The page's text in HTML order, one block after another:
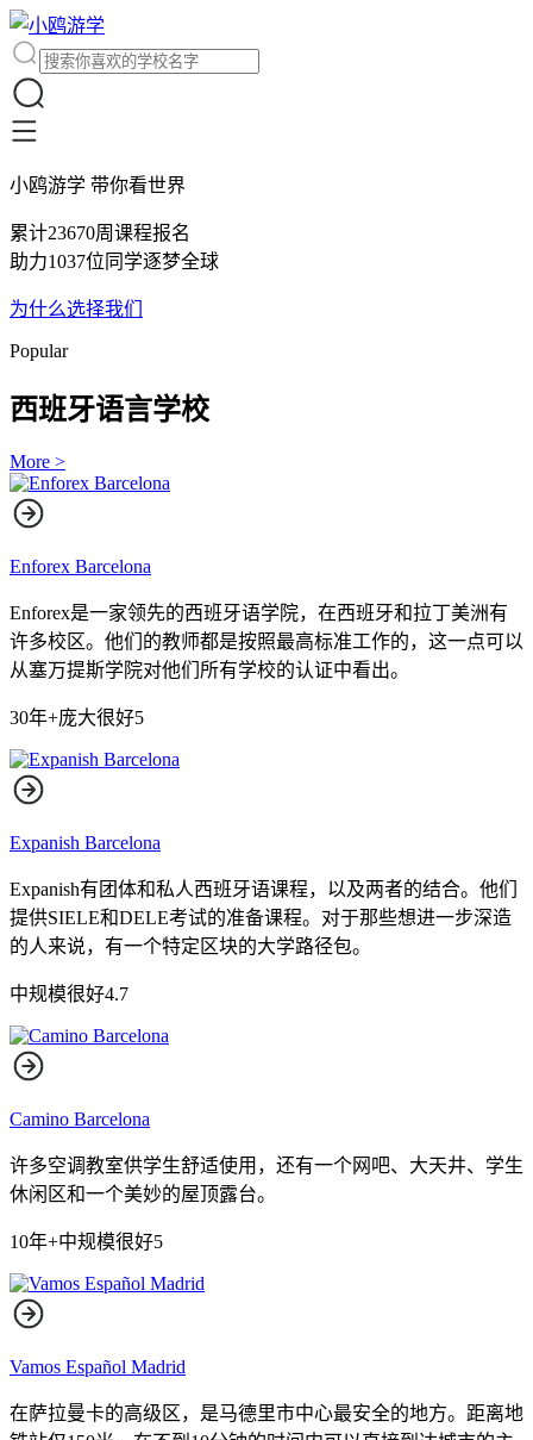
小鸥游学 带你看世界
累计23670周课程报名
助力1037位同学逐梦全球
为什么选择我们
Popular
西班牙语言学校
More >
Enforex Barcelona
Enforex是一家领先的西班牙语学院，在西班牙和拉丁美洲有
许多校区。他们的教师都是按照最高标准工作的，这一点可以
从塞万提斯学院对他们所有学校的认证中看出。
30年+庞大很好5
Expanish Barcelona
Expanish有团体和私人西班牙语课程，以及两者的结合。他们
提供SIELE和DELE考试的准备课程。对于那些想进一步深造
的人来说，有一个特定区块的大学路径包。
中规模很好4.7
Camino Barcelona
许多空调教室供学生舒适使用，还有一个网吧、大天井、学生
休闲区和一个美妙的屋顶露台。
10年+中规模很好5
Vamos Español Madrid
在萨拉曼卡的高级区，是马德里市中心最安全的地方。距离地